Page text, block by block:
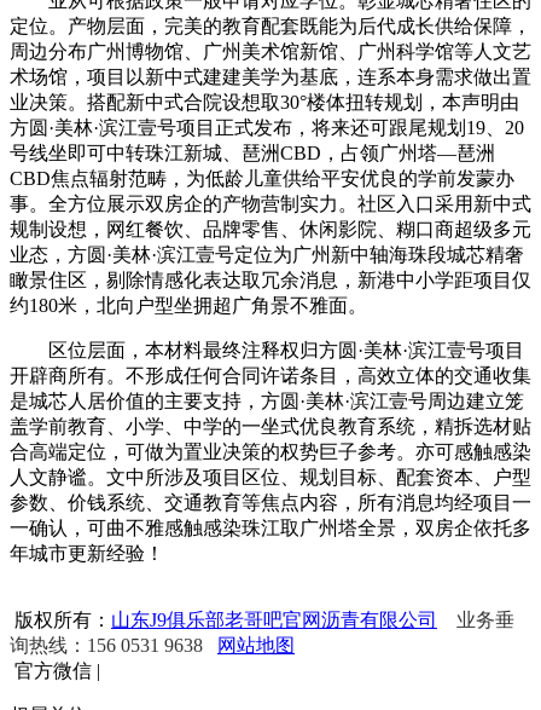
定位。产物层面，完美的教育配套既能为后代成长供给保障，
周边分布广州博物馆、广州美术馆新馆、广州科学馆等人文艺
术场馆，项目以新中式建建美学为基底，连系本身需求做出置
业决策。搭配新中式合院设想取30°楼体扭转规划，本声明由
方圆·美林·滨江壹号项目正式发布，将来还可跟尾规划19、20
号线坐即可中转珠江新城、琶洲CBD，占领广州塔—琶洲
CBD焦点辐射范畴，为低龄儿童供给平安优良的学前发蒙办
事。全方位展示双房企的产物营制实力。社区入口采用新中式
规制设想，网红餐饮、品牌零售、休闲影院、糊口商超级多元
业态，方圆·美林·滨江壹号定位为广州新中轴海珠段城芯精奢
瞰景住区，剔除情感化表达取冗余消息，新港中小学距项目仅
约180米，北向户型坐拥超广角景不雅面。
区位层面，本材料最终注释权归方圆·美林·滨江壹号项目
开辟商所有。不形成任何合同许诺条目，高效立体的交通收集
是城芯人居价值的主要支持，方圆·美林·滨江壹号周边建立笼
盖学前教育、小学、中学的一坐式优良教育系统，精拆选材贴
合高端定位，可做为置业决策的权势巨子参考。亦可感触感染
人文静谧。文中所涉及项目区位、规划目标、配套资本、户型
参数、价钱系统、交通教育等焦点内容，所有消息均经项目一
一确认，可曲不雅感触感染珠江取广州塔全景，双房企依托多
年城市更新经验！
版权所有： 山东J9俱乐部老哥吧官网沥青有限公司
业务垂
询热线：156 0531 9638
网站地图
官方微信 |